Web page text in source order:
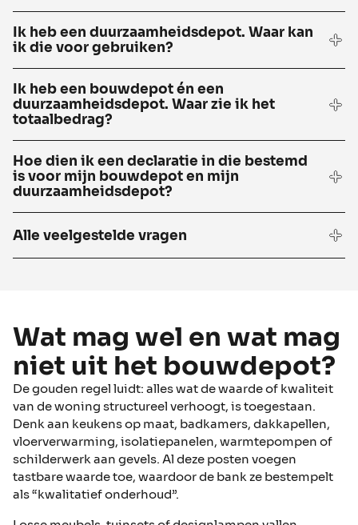
Ik heb een duurzaamheidsdepot. Waar kan
ik die voor gebruiken?
Ik heb een bouwdepot én een
duurzaamheidsdepot. Waar zie ik het
totaalbedrag?
Hoe dien ik een declaratie in die bestemd
is voor mijn bouwdepot en mijn
duurzaamheidsdepot?
Alle veelgestelde vragen
Wat mag wel en wat mag
niet uit het bouwdepot?
De gouden regel luidt: alles wat de waarde of kwaliteit
van de woning structureel verhoogt, is toegestaan.
Denk aan keukens op maat, badkamers, dakkapellen,
vloerverwarming, isolatiepanelen, warmtepompen of
schilderwerk aan gevels. Al deze posten voegen
tastbare waarde toe, waardoor de bank ze bestempelt
als “kwalitatief onderhoud”.